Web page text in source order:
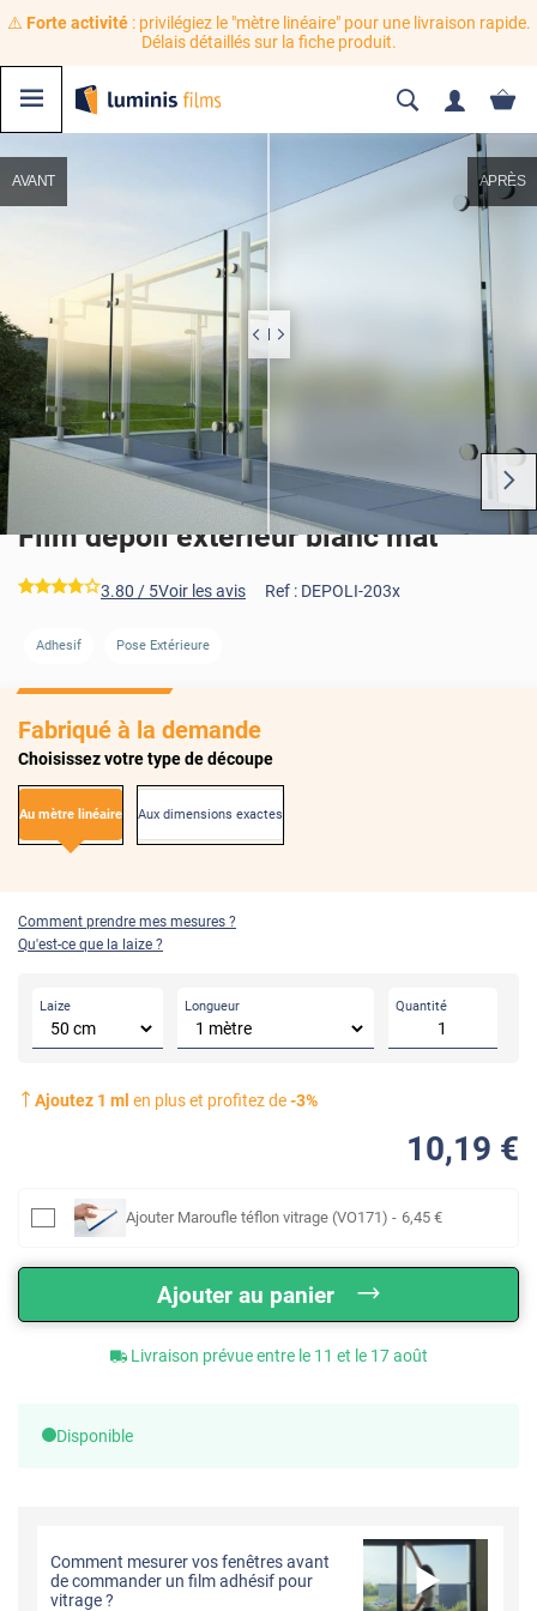
⚠️ Forte activité: privilégiez le "mètre linéaire" pour une livraison rapide.
Délais détaillés sur la fiche produit.
AVANT APRÈS
Film dépoli extérieur blanc mat
*****3.80 / 5Voir les avis Ref : DEPOLI-203x
Adhesif Pose Extérieure
Fabriqué à la demande
Choisissez votre type de découpe
Au mètre linéaire Aux dimensions exactes
Comment prendre mes mesures ?
Qu'est-ce que la laize ?
Laize Longueur Quantité
Ajoutez 1 ml en plus et profitez de-3%
10,19 €
Ajouter Maroufle téflon vitrage (VO171) - 6,45 €
Ajouter au panier
Livraison prévue entre le 11 et le 17 août
Disponible
Comment mesurer vos fenêtres avant
de commander un film adhésif pour
vitrage ?